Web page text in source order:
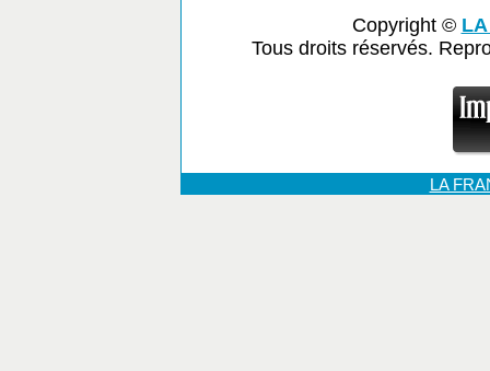
Copyright ©
Tous droits réservés.
LA